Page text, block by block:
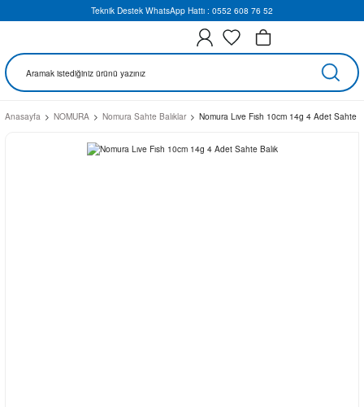
Teknik Destek WhatsApp Hattı : 0552 608 76 52
Anasayfa NOMURA Nomura Sahte Balıklar Nomura Lıve Fısh 10cm 14g 4 Adet Sahte